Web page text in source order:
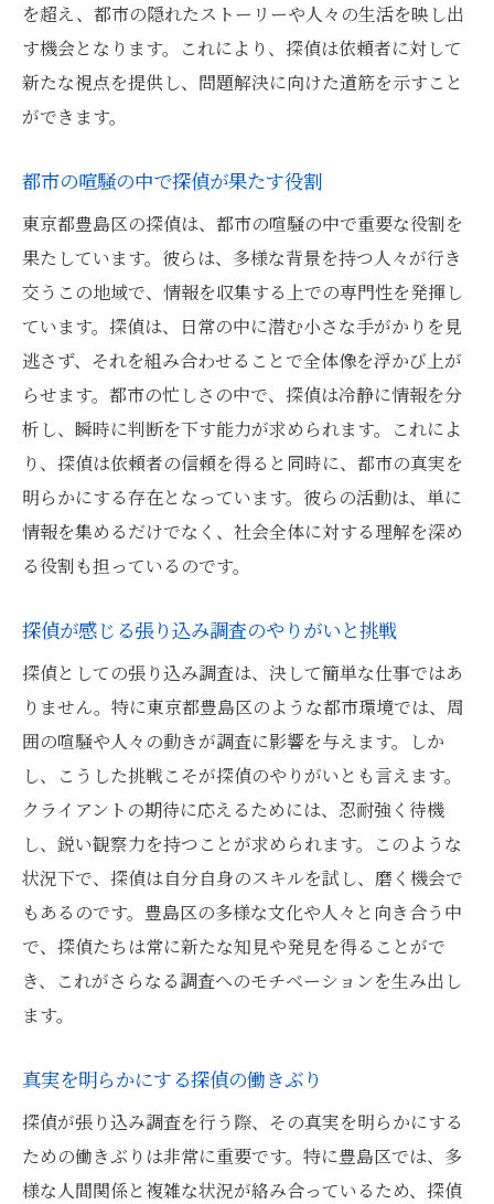
を超え、都市の隠れたストーリーや人々の生活を映し出
す機会となります。これにより、探偵は依頼者に対して
新たな視点を提供し、問題解決に向けた道筋を示すこと
ができます。
都市の喧騒の中で探偵が果たす役割
東京都豊島区の探偵は、都市の喧騒の中で重要な役割を
果たしています。彼らは、多様な背景を持つ人々が行き
交うこの地域で、情報を収集する上での専門性を発揮し
ています。探偵は、日常の中に潜む小さな手がかりを見
逃さず、それを組み合わせることで全体像を浮かび上が
らせます。都市の忙しさの中で、探偵は冷静に情報を分
析し、瞬時に判断を下す能力が求められます。これによ
り、探偵は依頼者の信頼を得ると同時に、都市の真実を
明らかにする存在となっています。彼らの活動は、単に
情報を集めるだけでなく、社会全体に対する理解を深め
る役割も担っているのです。
探偵が感じる張り込み調査のやりがいと挑戦
探偵としての張り込み調査は、決して簡単な仕事ではあ
りません。特に東京都豊島区のような都市環境では、周
囲の喧騒や人々の動きが調査に影響を与えます。しか
し、こうした挑戦こそが探偵のやりがいとも言えます。
クライアントの期待に応えるためには、忍耐強く待機
し、鋭い観察力を持つことが求められます。このような
状況下で、探偵は自分自身のスキルを試し、磨く機会で
もあるのです。豊島区の多様な文化や人々と向き合う中
で、探偵たちは常に新たな知見や発見を得ることがで
き、これがさらなる調査へのモチベーションを生み出し
ます。
真実を明らかにする探偵の働きぶり
探偵が張り込み調査を行う際、その真実を明らかにする
ための働きぶりは非常に重要です。特に豊島区では、多
様な人間関係と複雑な状況が絡み合っているため、探偵